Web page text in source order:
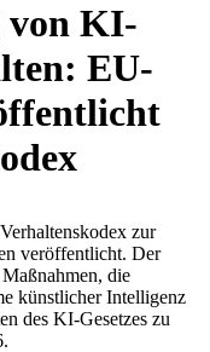
von KI-
EU-
zur
veröffentlicht. Der
die
künstlicher Intelligenz
des KI-Gesetzes zu